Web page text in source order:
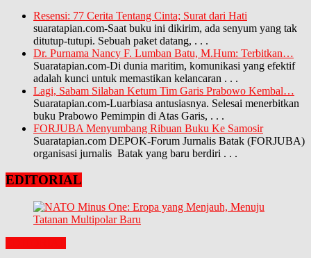
Resensi: 77 Cerita Tentang Cinta; Surat dari Hati
suaratapian.com-Saat buku ini dikirim, ada senyum yang tak
ditutup-tutupi. Sebuah paket datang, . . .
Dr. Purnama Nancy F. Lumban Batu, M.Hum: Terbitkan…
Suaratapian.com-Di dunia maritim, komunikasi yang efektif
adalah kunci untuk memastikan kelancaran . . .
Lagi, Sabam Silaban Ketum Tim Garis Prabowo Kembal…
Suaratapian.com-Luarbiasa antusiasnya. Selesai menerbitkan
buku Prabowo Pemimpin di Atas Garis, . . .
FORJUBA Menyumbang Ribuan Buku Ke Samosir
Suaratapian.com DEPOK-Forum Jurnalis Batak (FORJUBA)
organisasi jurnalis Batak yang baru berdiri . . .
EDITORIAL